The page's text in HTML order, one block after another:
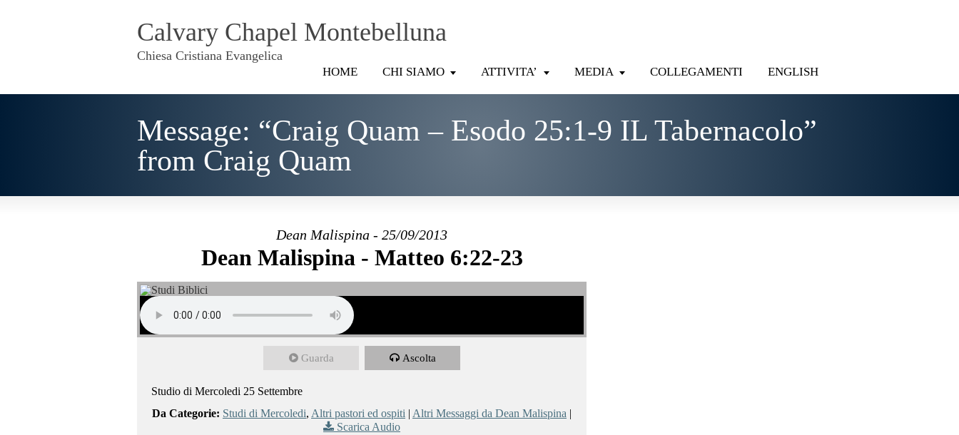
Calvary Chapel Montebelluna
Chiesa Cristiana Evangelica
HOME CHI SIAMO ATTIVITA’ MEDIA COLLEGAMENTI ENGLISH
Message: “Craig Quam – Esodo 25:1-9 IL Tabernacolo”
from Craig Quam
Dean Malispina - 25/09/2013
Dean Malispina - Matteo 6:22-23
Guarda Ascolta
Studio di Mercoledi 25 Settembre
Da Categorie: Studi di Mercoledi, Altri pastori ed ospiti | Altri Messaggi da Dean Malispina |
Scarica Audio